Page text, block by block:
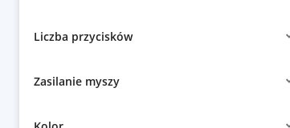
Liczba przycisków
Zasilanie myszy